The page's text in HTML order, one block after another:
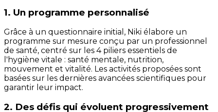
1. Un programme personnalisé
Grâce à un questionnaire initial, Niki élabore un
programme sur mesure conçu par un professionnel
de santé, centré sur les 4 piliers essentiels de
l'hygiène vitale : santé mentale, nutrition,
mouvement et vitalité. Les activités proposées sont
basées sur les dernières avancées scientifiques pour
garantir leur impact.
2. Des défis qui évoluent progressivement